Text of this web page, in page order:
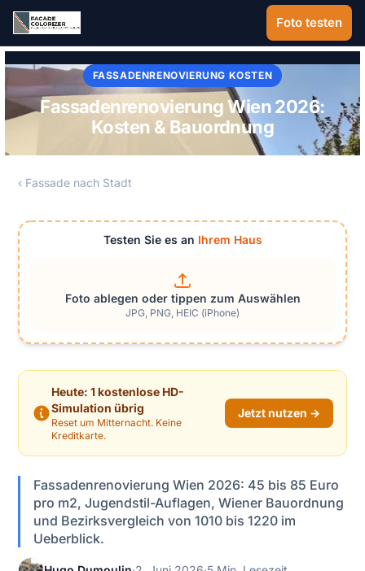
Zum Hauptinhalt springen
Foto testen
FASSADENRENOVIERUNG KOSTEN
Fassadenrenovierung Wien 2026:
Kosten & Bauordnung
‹ Fassade nach Stadt
Testen Sie es an Ihrem Haus
Foto ablegen oder tippen zum Auswählen
JPG, PNG, HEIC (iPhone)
Heute: 1 kostenlose HD-
Simulation übrig
Reset um Mitternacht. Keine
Kreditkarte.
Jetzt nutzen →
Fassadenrenovierung Wien 2026: 45 bis 85 Euro
pro m2, Jugendstil-Auflagen, Wiener Bauordnung
und Bezirksvergleich von 1010 bis 1220 im
Ueberblick.